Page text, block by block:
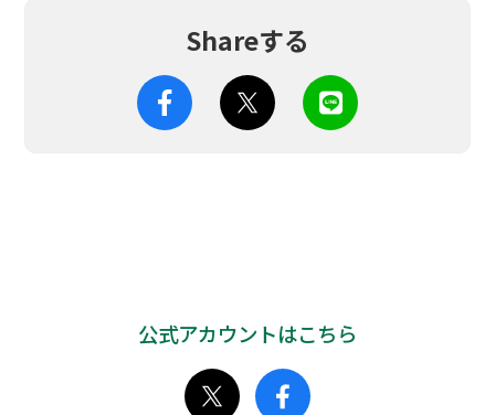
Shareする
公式アカウントはこちら